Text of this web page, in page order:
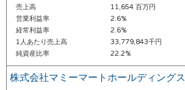
売上高
11,654 百万円
営業利益率
2.6%
経常利益率
2.6%
1人あたり売上高
33,779,843千円
純資産比率
22.2%
株式会社マミーマートホールディングス